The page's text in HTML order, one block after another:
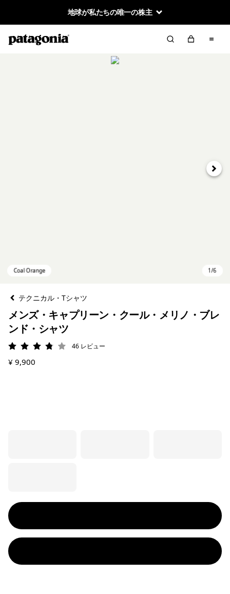
地球が私たちの唯一の株主
次へ
テクニカル・Tシャツ
メンズ・キャプリーン・クール・メリノ・ブレ
ンド・シャツ
評価: 3.8 / 5
46 レビュー
¥ 9,900